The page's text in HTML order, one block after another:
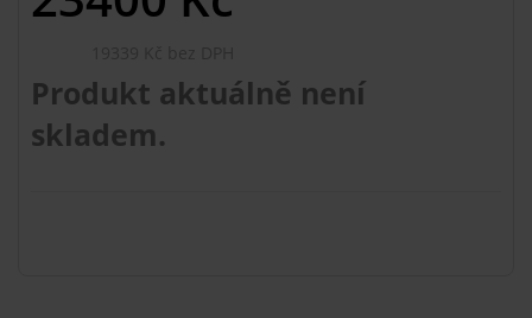
Produkt aktuálně není
skladem.